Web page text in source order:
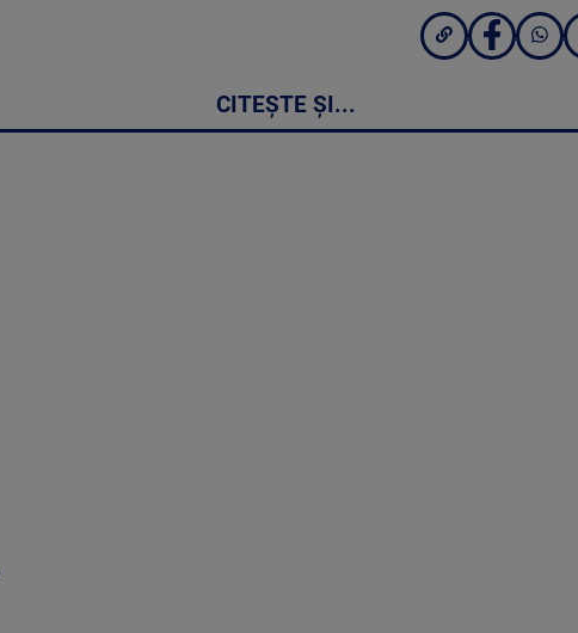
CITEȘTE ȘI...